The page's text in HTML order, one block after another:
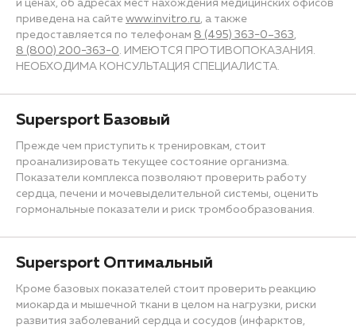
и ценах, об адресах мест нахождения медицинских офисов
приведена на сайте www.invitro.ru, а также
предоставляется по телефонам 8 (495) 363−0–363,
8 (800) 200−363−0. ИМЕЮТСЯ ПРОТИВОПОКАЗАНИЯ.
НЕОБХОДИМА КОНСУЛЬТАЦИЯ СПЕЦИАЛИСТА.
Supersport Базовый
Прежде чем приступить к тренировкам, стоит
проанализировать текущее состояние организма.
Показатели комплекса позволяют проверить работу
сердца, печени и мочевыделительной системы, оценить
гормональные показатели и риск тромбообразования.
Supersport Оптимальный
Кроме базовых показателей стоит проверить реакцию
миокарда и мышечной ткани в целом на нагрузки, риски
развития заболеваний сердца и сосудов (инфарктов,